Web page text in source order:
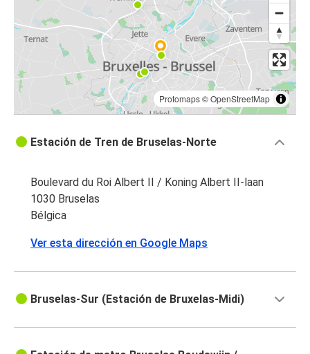
Protomaps©OpenStreetMap
Estación de Tren de Bruselas-Norte
Boulevard du Roi Albert II / Koning Albert II-laan
1030 Bruselas
Bélgica
Ver esta dirección en Google Maps
Bruselas-Sur (Estación de Bruxelas-Midi)